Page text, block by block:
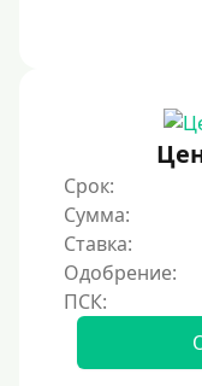
Карты банков
Мастеркард
Через Юнистрим
На Вебмани
ВТБ
Виза (Visa)
Тинькофф
Срок:
Сумма:
Ставка:
Одобрение: